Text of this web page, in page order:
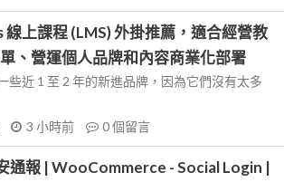
上課程 (LMS) 外掛推薦，適合經營教
、營運個人品牌和內容商業化部署
些近 1 至 2 年的新進品牌，因為它們沒有太多
3 小時前 0個留言
報 | WooCommerce - Social Login |